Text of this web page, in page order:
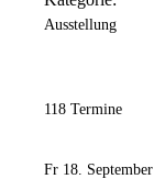
Ausstellung
118 Termine
Fr 18.